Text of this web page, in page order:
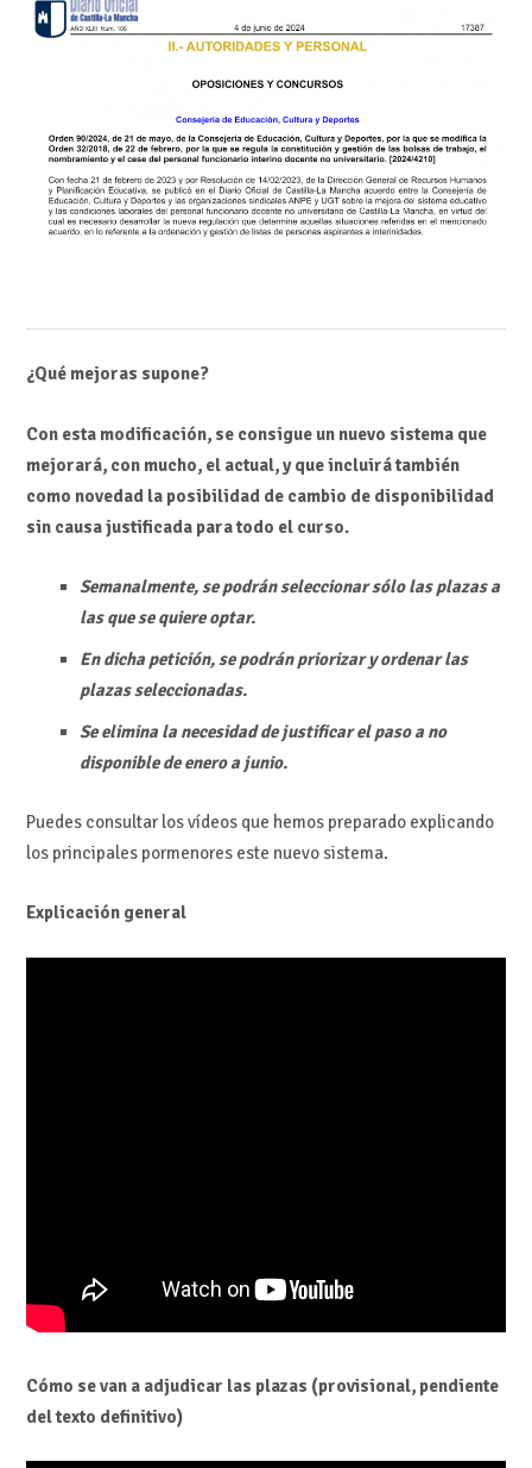
¿Qué mejoras supone?
Con esta modificación, se consigue un nuevo sistema que
mejorará, con mucho, el actual, y que incluirá también
como novedad la posibilidad de cambio de disponibilidad
sin causa justificada para todo el curso.
Semanalmente, se podrán seleccionar sólo las plazas a
las que se quiere optar.
En dicha petición, se podrán priorizar y ordenar las
plazas seleccionadas.
Se elimina la necesidad de justificar el paso a no
disponible de enero a junio.
Puedes consultar los vídeos que hemos preparado explicando
los principales pormenores este nuevo sistema.
Explicación general
Cómo se van a adjudicar las plazas (provisional, pendiente
del texto definitivo)